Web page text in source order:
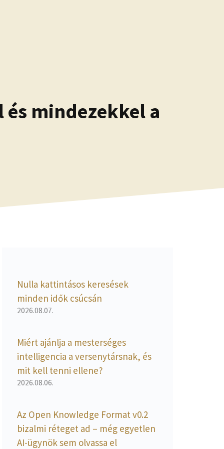
mindezekkel a
Nulla kattintásos keresések
minden idők csúcsán
2026.08.07.
Miért ajánlja a mesterséges
intelligencia a versenytársnak, és
mit kell tenni ellene?
2026.08.06.
Az Open Knowledge Format v0.2
bizalmi réteget ad – még egyetlen
AI-ügynök sem olvassa el